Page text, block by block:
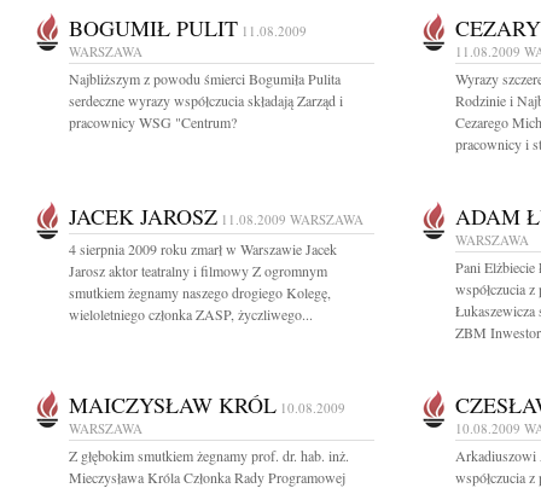
BOGUMIŁ PULIT 11.08.2009
WARSZAWA
Najbliższym z powodu śmierci Bogumiła Pulita
serdeczne wyrazy współczucia składają Zarząd i
pracownicy WSG "Centrum?
11.08.2009
Wyrazy
Rodzinie i
Cezarego
pracownicy i
JACEK JAROSZ 11.08.2009 WARSZAWA
4 sierpnia 2009 roku zmarł w Warszawie Jacek
Jarosz aktor teatralny i filmowy Z ogromnym
smutkiem żegnamy naszego drogiego Kolegę,
wieloletniego członka ZASP, życzliwego...
ADAM
WARSZAWA
Pani Elżbiecie
współczucia
Łukaszewicza
ZBM
MAICZYSŁAW KRÓL 10.08.2009
WARSZAWA
Z głębokim smutkiem żegnamy prof. dr. hab. inż.
Mieczysława Króla Członka Rady Programowej
10.08.2009
Arkadiuszowi
współczucia